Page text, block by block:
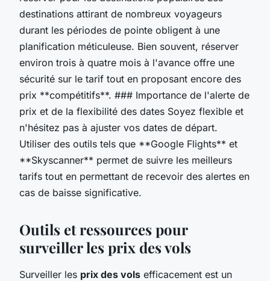
destinations attirant de nombreux voyageurs
durant les périodes de pointe obligent à une
planification méticuleuse. Bien souvent, réserver
environ trois à quatre mois à l'avance offre une
sécurité sur le tarif tout en proposant encore des
prix **compétitifs**. ### Importance de l'alerte de
prix et de la flexibilité des dates Soyez flexible et
n'hésitez pas à ajuster vos dates de départ.
Utiliser des outils tels que **Google Flights** et
**Skyscanner** permet de suivre les meilleurs
tarifs tout en permettant de recevoir des alertes en
cas de baisse significative.
Outils et ressources pour
surveiller les prix des vols
Surveiller les prix des vols efficacement est un